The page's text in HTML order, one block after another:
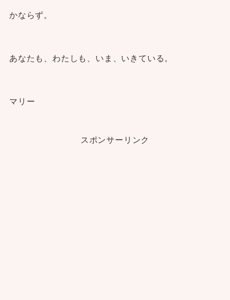
かならず。
あなたも、わたしも、いま、いきている。
マリー
スポンサーリンク